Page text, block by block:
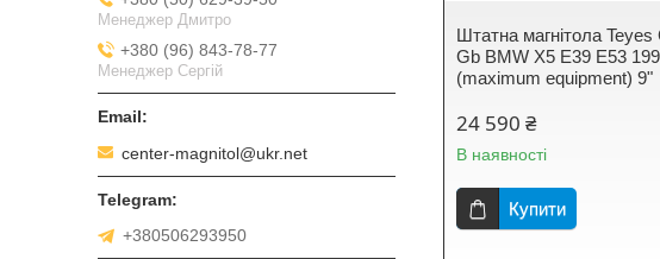
Штатна магнітола
Gb BMW X5 E39 E53
(maximum equipment) 9"
24 590 ₴
В наявності
Купити
Менеджер Дмитро
+380 (96) 843-78-77
Менеджер Сергій
center-magnitol@ukr.net
+380506293950